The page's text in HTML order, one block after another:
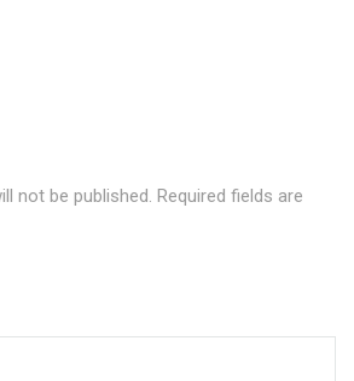
not be published. Required fields are